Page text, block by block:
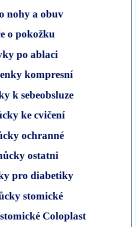
nohy a obuv
o pokožku
po ablaci
kompresní
k sebeobsluze
ke cvičení
ochranné
ostatni
pro diabetiky
stomické
Coloplast